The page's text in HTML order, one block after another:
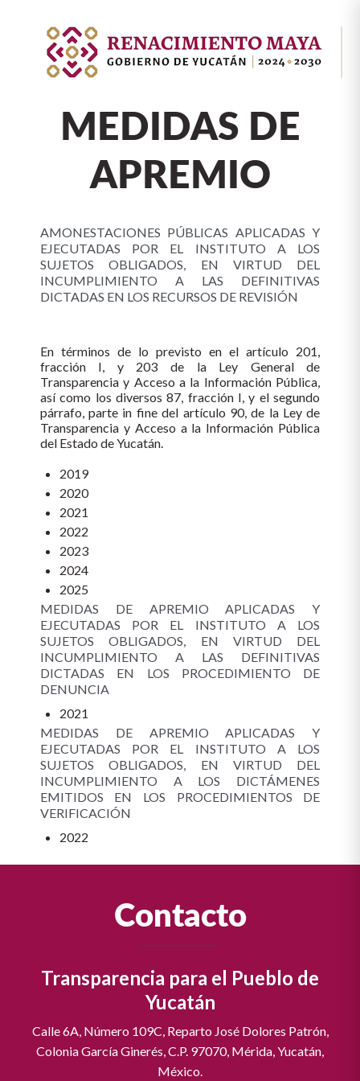
MEDIDAS DE
APREMIO
AMONESTACIONES PÚBLICAS APLICADAS Y
EJECUTADAS POR EL INSTITUTO A LOS
SUJETOS OBLIGADOS, EN VIRTUD DEL
INCUMPLIMIENTO A LAS DEFINITIVAS
DICTADAS EN LOS RECURSOS DE REVISIÓN
En términos de lo previsto en el artículo 201,
fracción I, y 203 de la Ley General de
Transparencia y Acceso a la Información Pública,
así como los diversos 87, fracción I, y el segundo
párrafo, parte in fine del artículo 90, de la Ley de
Transparencia y Acceso a la Información Pública
del Estado de Yucatán.
2019
2020
2021
2022
2023
2024
2025
MEDIDAS DE APREMIO APLICADAS Y
EJECUTADAS POR EL INSTITUTO A LOS
SUJETOS OBLIGADOS, EN VIRTUD DEL
INCUMPLIMIENTO A LAS DEFINITIVAS
DICTADAS EN LOS PROCEDIMIENTO DE
DENUNCIA
2021
MEDIDAS DE APREMIO APLICADAS Y
EJECUTADAS POR EL INSTITUTO A LOS
SUJETOS OBLIGADOS, EN VIRTUD DEL
INCUMPLIMIENTO A LOS DICTÁMENES
EMITIDOS EN LOS PROCEDIMIENTOS DE
VERIFICACIÓN
2022
Contacto
Transparencia para el Pueblo de
Yucatán
Calle 6A, Número 109C, Reparto José Dolores Patrón,
Colonia García Ginerés, C.P. 97070, Mérida, Yucatán,
México.